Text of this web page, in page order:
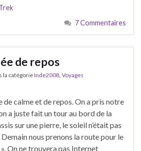
7 Commentaires
de repos
la catégorieInde2008, Voyages
de calme et de repos. On a pris notre
a juste fait un tour au bord de la
sur une pierre, le soleil n’était pas
nous prenons la route pour le
On ne trouvera pas Internet